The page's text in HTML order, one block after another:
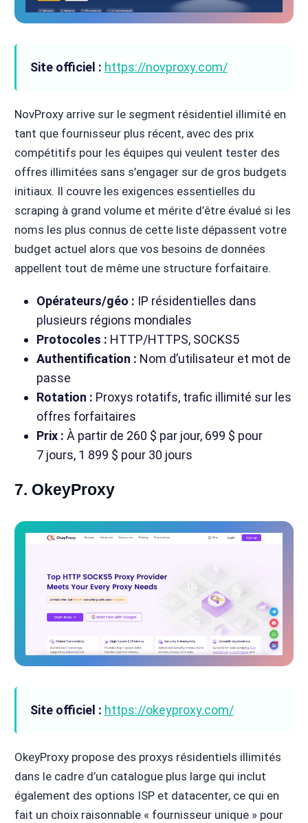
Site officiel : https://novproxy.com/
NovProxy arrive sur le segment résidentiel illimité en
tant que fournisseur plus récent, avec des prix
compétitifs pour les équipes qui veulent tester des
offres illimitées sans s’engager sur de gros budgets
initiaux. Il couvre les exigences essentielles du
scraping à grand volume et mérite d’être évalué si les
noms les plus connus de cette liste dépassent votre
budget actuel alors que vos besoins de données
appellent tout de même une structure forfaitaire.
Opérateurs/géo : IP résidentielles dans
plusieurs régions mondiales
Protocoles : HTTP/HTTPS, SOCKS5
Authentification : Nom d’utilisateur et mot de
passe
Rotation : Proxys rotatifs, trafic illimité sur les
offres forfaitaires
Prix : À partir de 260 $ par jour, 699 $ pour
7 jours, 1 899 $ pour 30 jours
7. OkeyProxy
Site officiel : https://okeyproxy.com/
OkeyProxy propose des proxys résidentiels illimités
dans le cadre d’un catalogue plus large qui inclut
également des options ISP et datacenter, ce qui en
fait un choix raisonnable « fournisseur unique » pour